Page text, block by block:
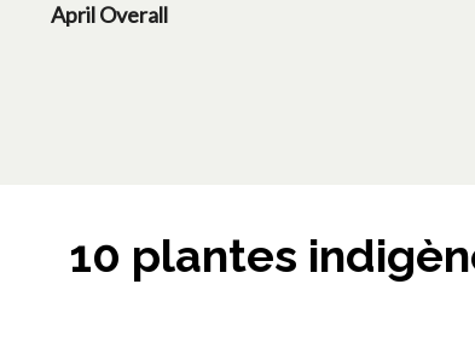
April Overall
10 plantes